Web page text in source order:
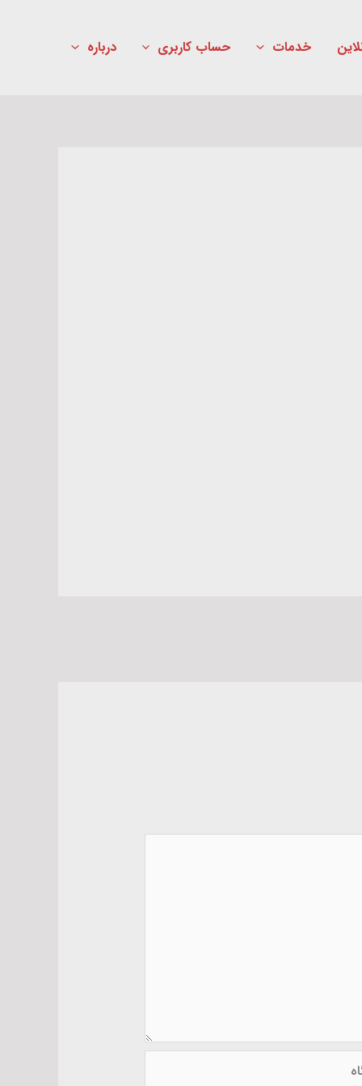
خدمات حساب کاربری درباره